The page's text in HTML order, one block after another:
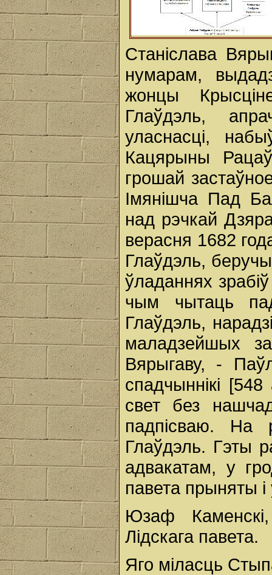
Станіслава
нумарам,
жонцы
Глаўдэль,
уласнасці,
Кацярыны
грошай
Імянішча Пад
над рэчкай
верасня 1682
Глаўдэль,
ўладаннях
чым чытаць
Глаўдэль,
маладзейшых
Вярыгаву, -
спадчыннікі
свет без
падпісваю. На
Глаўдэль. Гэты
адвакатам, у
павета прыняты і
Юзаф
Лідскага павета.
Яго міласць